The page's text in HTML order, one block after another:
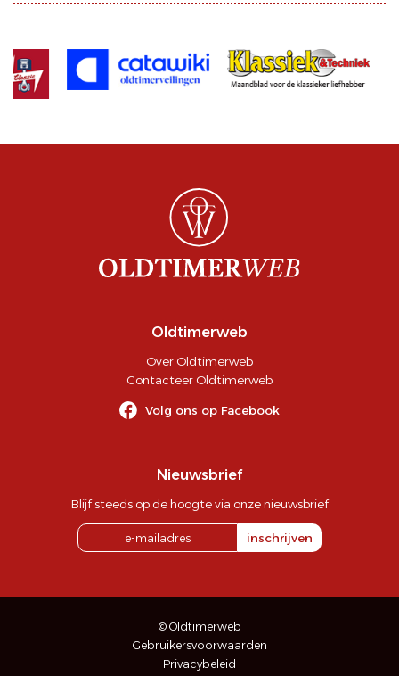
Oldtimerweb
Over Oldtimerweb
Contacteer Oldtimerweb
Volg ons op Facebook
Nieuwsbrief
Blijf steeds op de hoogte via onze nieuwsbrief
inschrijven
© Oldtimerweb
Gebruikersvoorwaarden
Privacybeleid